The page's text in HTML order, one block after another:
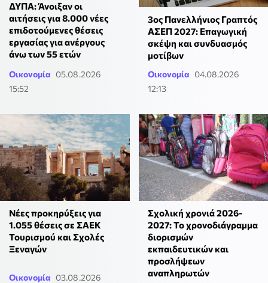
ΔΥΠΑ: Άνοιξαν οι
αιτήσεις για 8.000 νέες
επιδοτούμενες θέσεις
εργασίας για ανέργους
άνω των 55 ετών
Οικονομία 05.08.2026
15:52
3ος Πανελλήνιος Γραπτός
ΑΣΕΠ 2027: Επαγωγική
σκέψη και συνδυασμός
μοτίβων
Οικονομία 04.08.2026
12:13
Νέες προκηρύξεις για
1.055 θέσεις σε ΣΑΕΚ
Τουρισμού και Σχολές
Ξεναγών
Οικονομία 03.08.2026
Σχολική χρονιά 2026-
2027: Το χρονοδιάγραμμα
διορισμών
εκπαιδευτικών και
προσλήψεων
αναπληρωτών